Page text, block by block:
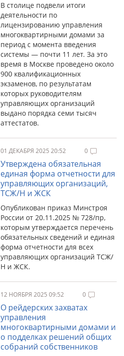
В столице подвели итоги
деятельности по
лицензированию управления
многоквартирными домами за
период с момента введения
системы — почти 11 лет. За это
время в Москве проведено около
900 квалификационных
экзаменов, по результатам
которых руководителям
управляющих организаций
выдано порядка семи тысяч
аттестатов.
01 ДЕКАБРЯ 2025 20:52 0
Утверждена обязательная
единая форма отчетности для
управляющих организаций,
ТСЖ/Н и ЖСК
Опубликован приказ Минстроя
России от 20.11.2025 № 728/пр,
которым утверждается перечень
обязательных сведений и единая
форма отчетности для всех
управляющих организаций ТСЖ/
Н и ЖСК.
12 НОЯБРЯ 2025 09:52 0
О рейдерских захватах
управления
многоквартирными домами и
о подделках решений общих
собраний собственников